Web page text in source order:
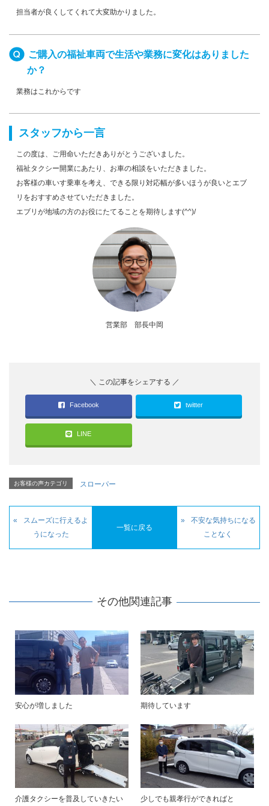
担当者が良くしてくれて大変助かりました。
ご購入の福祉車両で生活や業務に変化はありました
か？
業務はこれからです
スタッフから一言
この度は、ご用命いただきありがとうございました。
福祉タクシー開業にあたり、お車の相談をいただきました。
お客様の車いす乗車を考え、できる限り対応幅が多いほうが良いとエブ
リをおすすめさせていただきました。
エブリが地域の方のお役にたてることを期待します(^^)/
営業部 部長中岡
Facebook twitter
LINE
お客様の声カテゴリ スローパー
スムーズに行えるよ
うになった
一覧に戻る
不安な気持ちになる
ことなく
その他関連記事
安心が増しました 期待しています
介護タクシーを普及していきたい 少しでも親孝行ができればと